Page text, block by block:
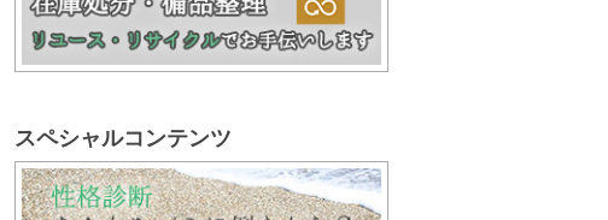
スペシャルコンテンツ